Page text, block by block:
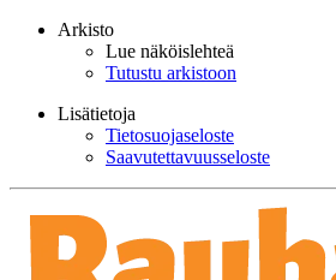
Arkisto
Lue näköislehteä
Tutustu arkistoon
Lisätietoja
Tietosuojaseloste
Saavutettavuusseloste